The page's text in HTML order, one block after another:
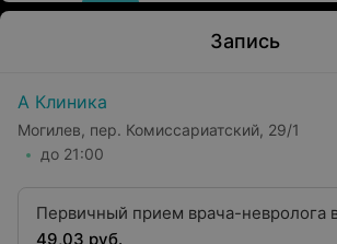
Запись
А Клиника
Могилев, пер. Комиссариатский, 29/1
до 21:00
Первичный прием врача-невролога
категории
49,03 руб.